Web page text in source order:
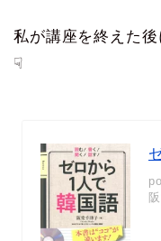
私が講座を終えた
☟